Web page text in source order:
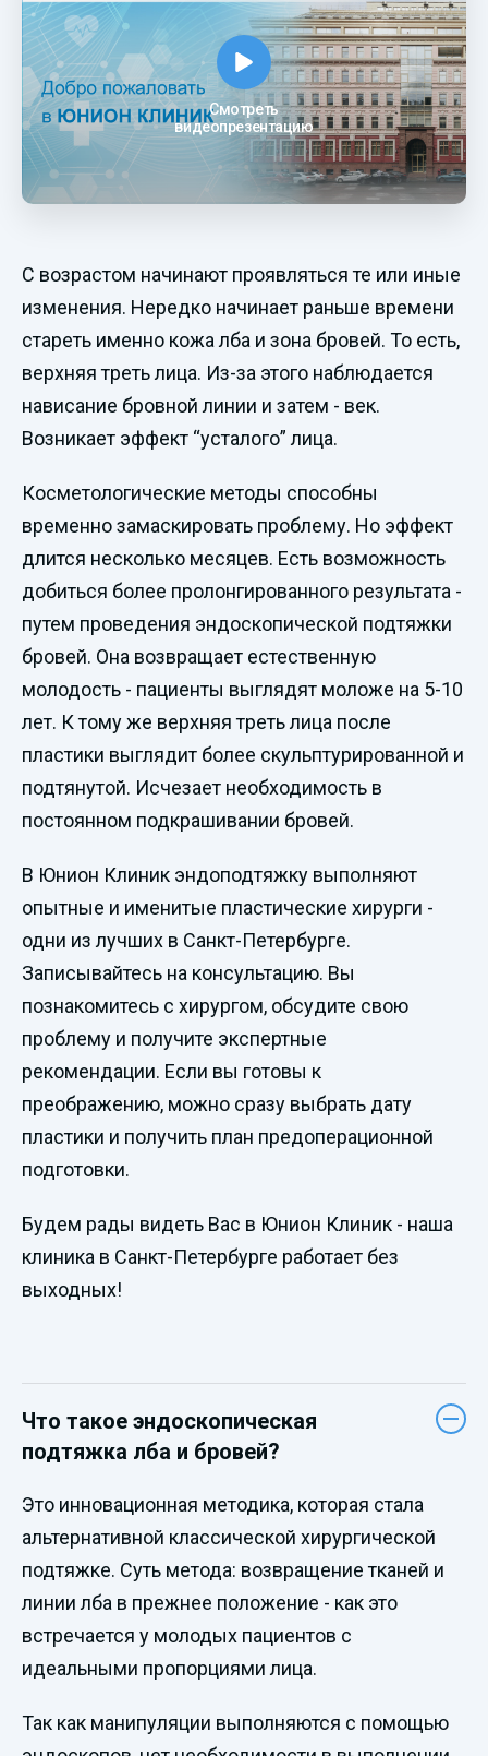
Смотреть
видеопрезентацию
С возрастом начинают проявляться те или иные
изменения. Нередко начинает раньше времени
стареть именно кожа лба и зона бровей. То есть,
верхняя треть лица. Из-за этого наблюдается
нависание бровной линии и затем - век.
Возникает эффект “усталого” лица.
Косметологические методы способны
временно замаскировать проблему. Но эффект
длится несколько месяцев. Есть возможность
добиться более пролонгированного результата -
путем проведения эндоскопической подтяжки
бровей. Она возвращает естественную
молодость - пациенты выглядят моложе на 5-10
лет. К тому же верхняя треть лица после
пластики выглядит более скульптурированной и
подтянутой. Исчезает необходимость в
постоянном подкрашивании бровей.
В Юнион Клиник эндоподтяжку выполняют
опытные и именитые пластические хирурги -
одни из лучших в Санкт-Петербурге.
Записывайтесь на консультацию. Вы
познакомитесь с хирургом, обсудите свою
проблему и получите экспертные
рекомендации. Если вы готовы к
преображению, можно сразу выбрать дату
пластики и получить план предоперационной
подготовки.
Будем рады видеть Вас в Юнион Клиник - наша
клиника в Санкт-Петербурге работает без
выходных!
Что такое эндоскопическая
подтяжка лба и бровей?
Это инновационная методика, которая стала
альтернативной классической хирургической
подтяжке. Суть метода: возвращение тканей и
линии лба в прежнее положение - как это
встречается у молодых пациентов с
идеальными пропорциями лица.
Так как манипуляции выполняются с помощью